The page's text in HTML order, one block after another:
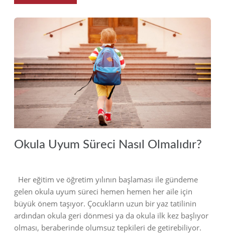
2022
Okula Uyum Süreci Nasıl Olmalıdır?
Her eğitim ve öğretim yılının başlaması ile gündeme
gelen okula uyum süreci hemen hemen her aile için
büyük önem taşıyor. Çocukların uzun bir yaz tatilinin
ardından okula geri dönmesi ya da okula ilk kez başlıyor
olması, beraberinde olumsuz tepkileri de getirebiliyor.